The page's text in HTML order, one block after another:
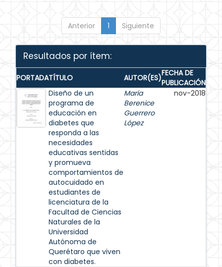
Anterior 1 Siguiente
Resultados por ítem:
PORTADATÍTULO AUTOR(ES)FECHA DE
PUBLICACIÓN
Diseño de un
programa de
educación en
diabetes que
responda a las
necesidades
educativas sentidas
y promueva
comportamientos de
autocuidado en
estudiantes de
licenciatura de la
Facultad de Ciencias
Naturales de la
Universidad
Autónoma de
Querétaro que viven
con diabetes.
María
Berenice
Guerrero
López
nov-2018